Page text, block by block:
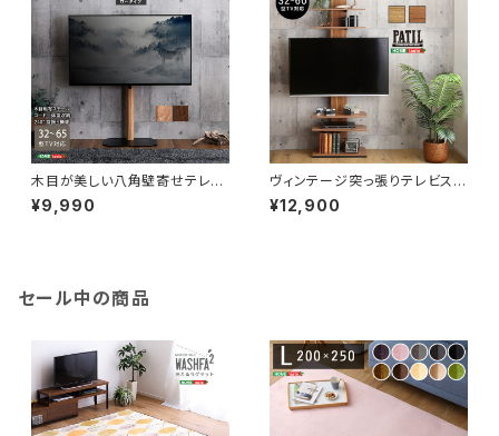
木目が美しい八角壁寄せテレビ
スタンド ロータイプ OTGT
¥9,990
ヴィンテージ突っ張りテレビスタ
ンド PPWAT
¥12,900
セール中の商品